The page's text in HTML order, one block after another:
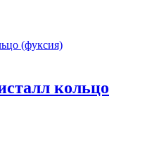
кольцо